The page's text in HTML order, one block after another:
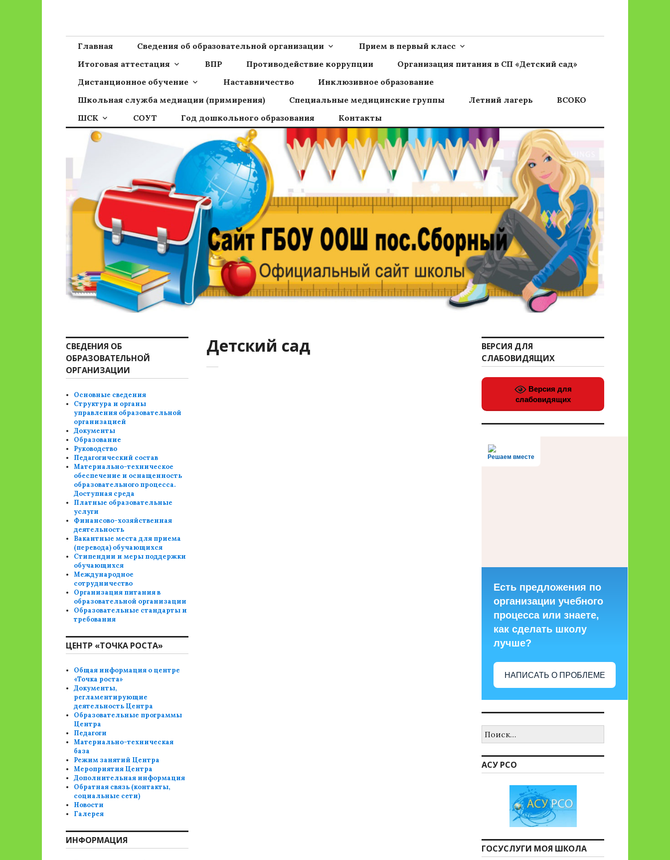
Сайт ГБОУ ООШ пос.Сборный
Главная Сведения об образовательной организации
Прием в первый класс
Итоговая аттестация
ВПР Противодействие коррупции
Организация питания в СП «Детский сад»
Дистанционное обучение
Наставничество
Инклюзивное образование
Школьная служба медиации (примирения)
Специальные медицинские группы Летний лагерь
ВСОКО
ШСК
СОУТ Год дошкольного образования Контакты
Детский сад
СВЕДЕНИЯ ОБ
ОБРАЗОВАТЕЛЬНОЙ
ОРГАНИЗАЦИИ
Основные сведения
Структура и органы
управления образовательной
организацией
Документы
Образование
Руководство
Педагогический состав
Материально-техническое
обеспечение и оснащенность
образовательного процесса.
Доступная среда
Платные образовательные
услуги
Финансово-хозяйственная
деятельность
Вакантные места для приема
(перевода) обучающихся
Стипендии и меры поддержки
обучающихся
Международное
сотрудничество
Организация питания в
образовательной организации
Образовательные стандарты и
требования
ЦЕНТР «ТОЧКА РОСТА»
Общая информация о центре
«Точка роста»
Документы,
регламентирующие
деятельность Центра
Образовательные программы
Центра
Педагоги
Материально-техническая
база
Режим занятий Центра
Мероприятия Центра
Дополнительная информация
Обратная связь (контакты,
социальные сети)
Новости
Галерея
ИНФОРМАЦИЯ
ВЕРСИЯ ДЛЯ
СЛАБОВИДЯЩИХ
Версия для
слабовидящих
Решаем вместе
Есть предложения по
организации учебного
процесса или знаете,
как сделать школу
лучше?
НАПИСАТЬ О ПРОБЛЕМЕ
АСУ РСО
ГОСУСЛУГИ МОЯ ШКОЛА